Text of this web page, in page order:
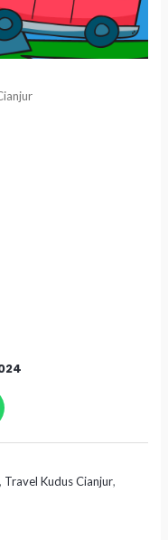
, Travel Kudus Cianjur,